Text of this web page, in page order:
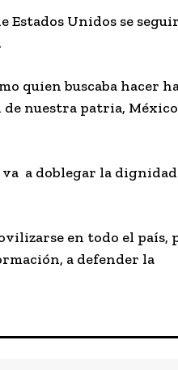
Estados Unidos se
quien buscaba hacer
nuestra patria, México
a doblegar la
en todo el país,
a defender la